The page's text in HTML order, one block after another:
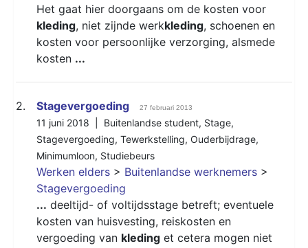
Het gaat hier doorgaans om de kosten voor
kleding, niet zijnde werkkleding, schoenen en
kosten voor persoonlijke verzorging, alsmede
kosten ...
2. Stagevergoeding 27 februari 2013
11 juni 2018 | Buitenlandse student, Stage,
Stagevergoeding, Tewerkstelling, Ouderbijdrage,
Minimumloon, Studiebeurs
Werken elders > Buitenlandse werknemers >
Stagevergoeding
... deeltijd- of voltijdsstage betreft; eventuele
kosten van huisvesting, reiskosten en
vergoeding van kleding et cetera mogen niet